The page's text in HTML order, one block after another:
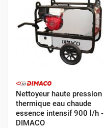
Nettoyeur haute pression
thermique eau chaude
essence intensif 900 l/h -
DIMACO